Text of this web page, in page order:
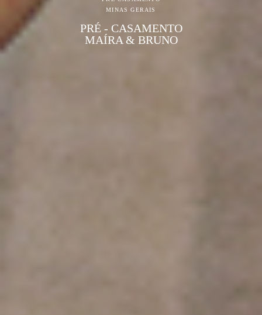
MINAS GERAIS
PRÉ - CASAMENTO
MAÍRA & BRUNO